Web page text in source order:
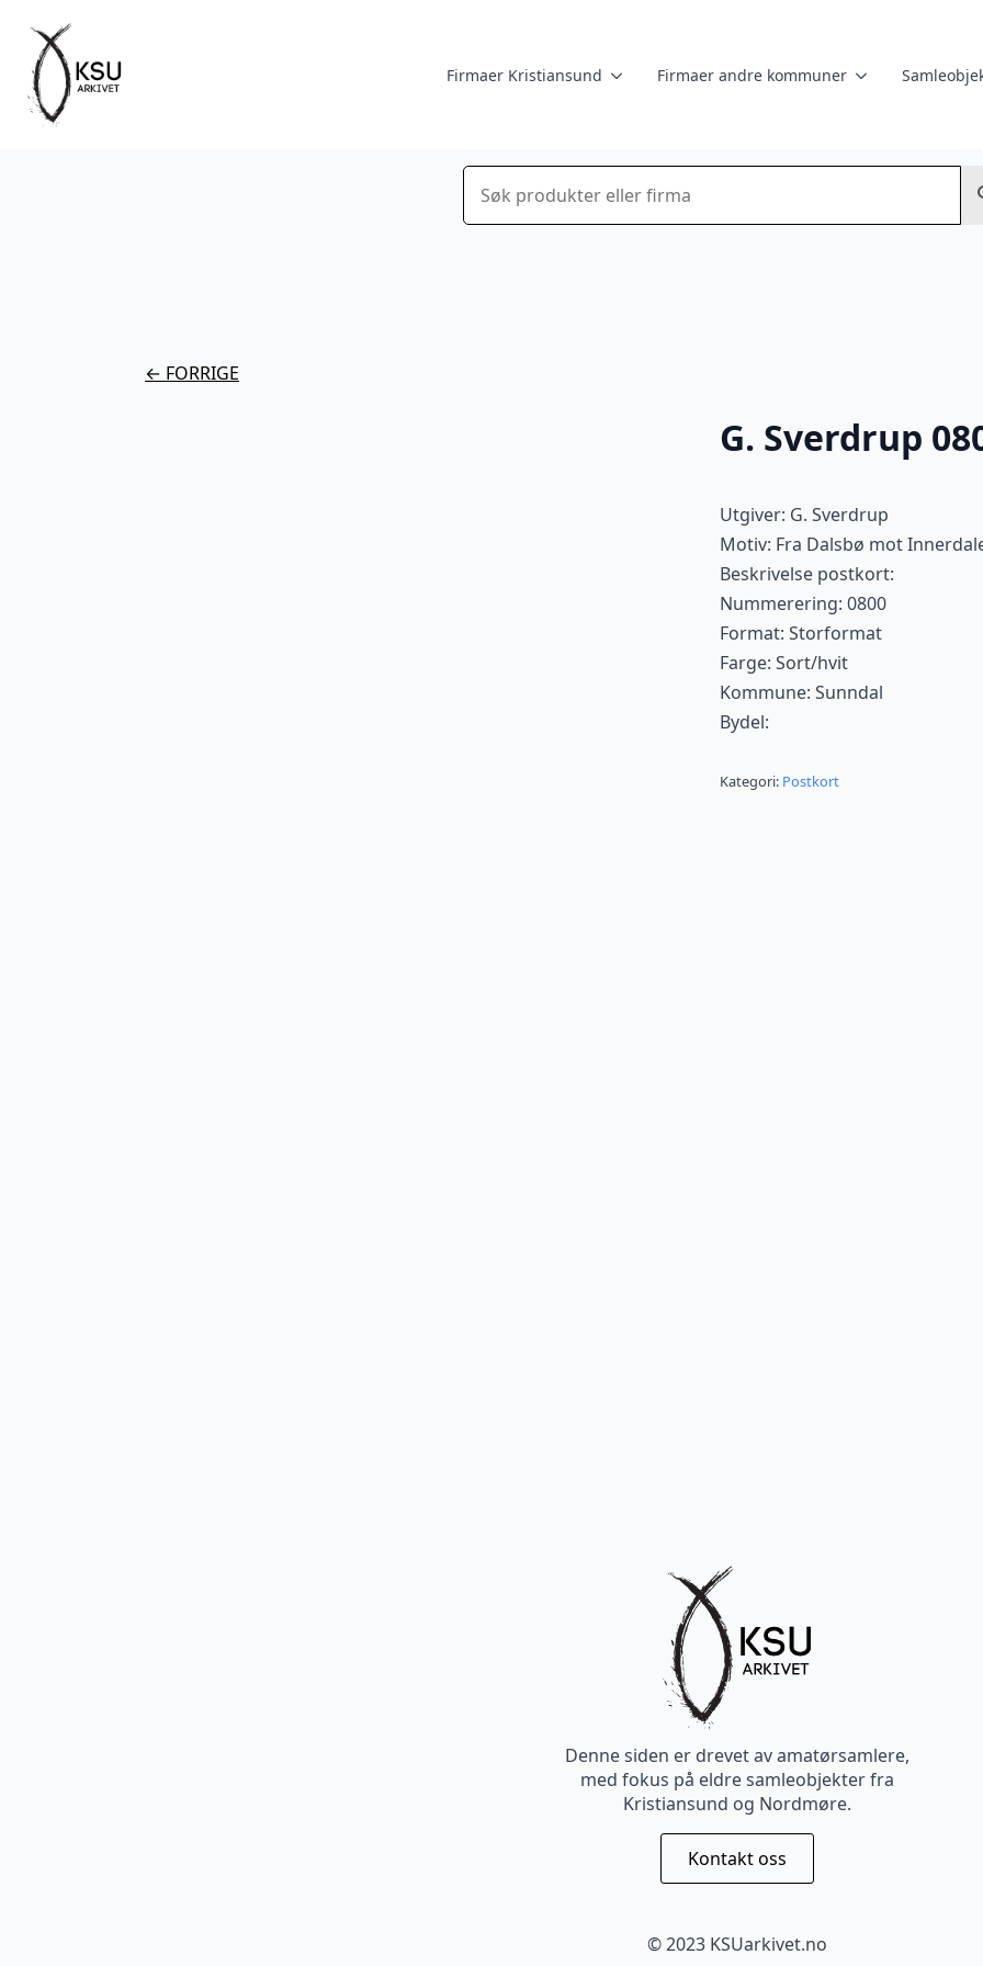
Firmaer Kristiansund Firmaer andre kommuner
Søk
← FORRIGE
G. Sverdrup
Utgiver: G. Sverdrup
Motiv: Fra Dalsbø mot
Beskrivelse postkort:
Nummerering: 0800
Format: Storformat
Farge: Sort/hvit
Kommune: Sunndal
Bydel:
Kategori: Postkort
Denne siden er drevet av amatørsamlere,
med fokus på eldre samleobjekter fra
Kristiansund og Nordmøre.
Kontakt oss
© 2023 KSUarkivet.no